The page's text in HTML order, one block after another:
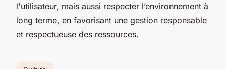
l'utilisateur, mais aussi respecter l’environnement à
long terme, en favorisant une gestion responsable
et respectueuse des ressources.